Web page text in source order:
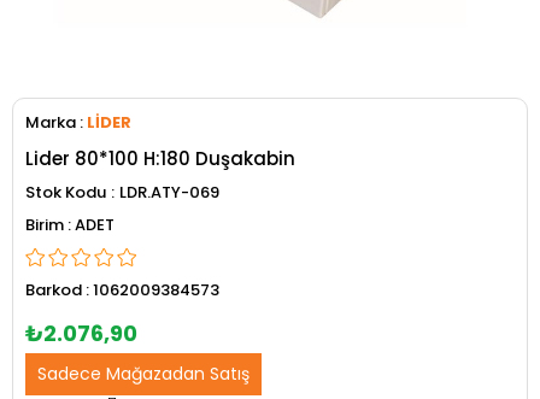
Marka : LİDER
Lider 80*100 H:180 Duşakabin
Stok Kodu
LDR.ATY-069
ADET
Barkod :1062009384573
₺2.076,90
Sadece Mağazadan Satış